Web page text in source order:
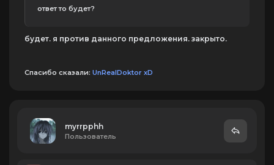
ответ то будет?
будет. я против данного предложения. закрыто.
Спасибо сказали: UnRealDoktor xD
myrrpphh
Пользователь